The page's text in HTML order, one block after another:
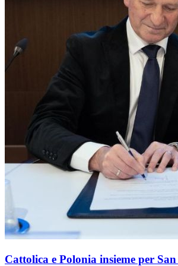
Cattolica e Polonia insieme per